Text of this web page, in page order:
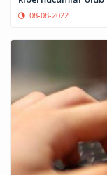
08-08-2022